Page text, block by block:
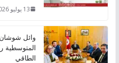
13 يوليو 2026
وائل
المتوسطية
الطاقي